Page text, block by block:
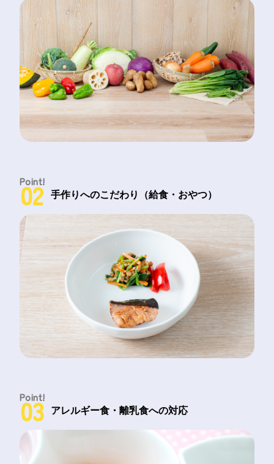
Point!
02 手作りへのこだわり（給食・おやつ）
Point!
03 アレルギー食・離乳食への対応